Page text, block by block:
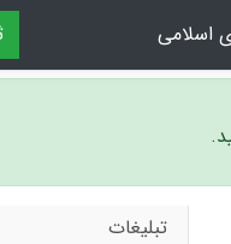
اسلامی
تبلیغات